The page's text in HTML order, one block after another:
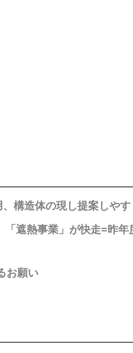
構造体の現し提案しやす
「遮熱事業」が快走=昨
お願い